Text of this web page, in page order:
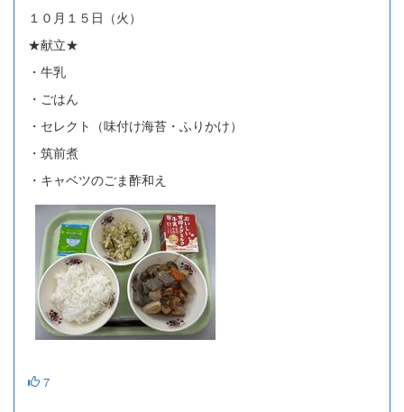
１０月１５日（火）
★献立★
・牛乳
・ごはん
・セレクト（味付け海苔・ふりかけ）
・筑前煮
・キャベツのごま酢和え
7